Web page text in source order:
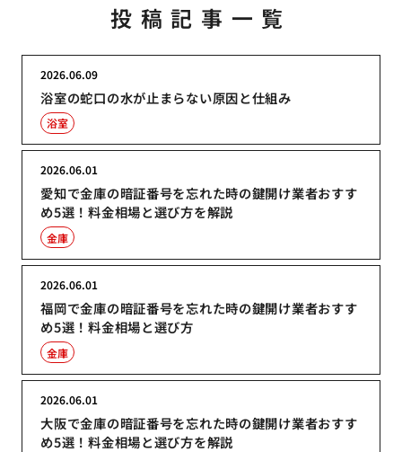
投稿記事一覧
浴室の蛇口の水が止まらない原因と仕組み
2026.06.09
浴室
愛知で金庫の暗証番号を忘れた時の鍵開け業者おすす
め5選！料金相場と選び方を解説
2026.06.01
金庫
福岡で金庫の暗証番号を忘れた時の鍵開け業者おすす
め5選！料金相場と選び方
2026.06.01
金庫
大阪で金庫の暗証番号を忘れた時の鍵開け業者おすす
め5選！料金相場と選び方を解説
2026.06.01